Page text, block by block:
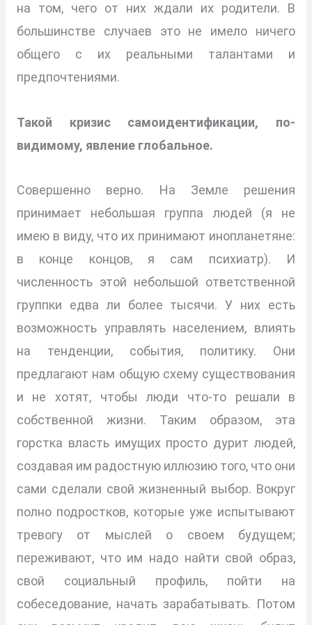
на том, чего от них ждали их родители. В
большинстве случаев это не имело ничего
общего с их реальными талантами и
предпочтениями.
Такой кризис самоидентификации, по-
видимому, явление глобальное.
Совершенно верно. На Земле решения
принимает небольшая группа людей (я не
имею в виду, что их принимают инопланетяне:
в конце концов, я сам психиатр). И
численность этой небольшой ответственной
группки едва ли более тысячи. У них есть
возможность управлять населением, влиять
на тенденции, события, политику. Они
предлагают нам общую схему существования
и не хотят, чтобы люди что-то решали в
собственной жизни. Таким образом, эта
горстка власть имущих просто дурит людей,
создавая им радостную иллюзию того, что они
сами сделали свой жизненный выбор. Вокруг
полно подростков, которые уже испытывают
тревогу от мыслей о своем будущем;
переживают, что им надо найти свой образ,
свой социальный профиль, пойти на
собеседование, начать зарабатывать. Потом